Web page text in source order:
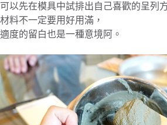
可以先在模具中試排出自己喜歡的呈列
材料不一定要用好用滿，
適度的留白也是一種意境阿。